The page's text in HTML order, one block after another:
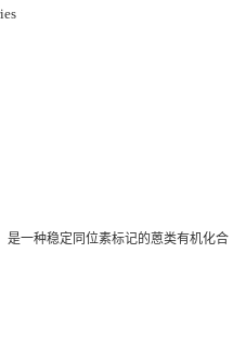
是一种稳定同位素标记的蒽类有机化合